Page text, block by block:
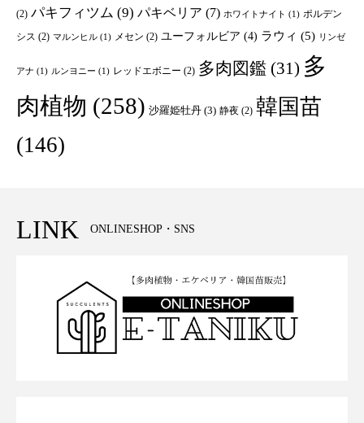
(2) パキフィツム (9) パキベリア (7) ホワイトナイト (1) ポルデン
シス (2) マルンヒル (1) メセン (2) ユーフォルビア (4) ラウィ (5) リンゼ
アナ (1) ルンヨニー (1) レッドエボニー (2) 多肉図鑑 (31) 多
肉植物 (258) 沙羅姫牡丹 (3) 静夜 (2) 韓国苗
(146)
LINK ONLINESHOP・SNS